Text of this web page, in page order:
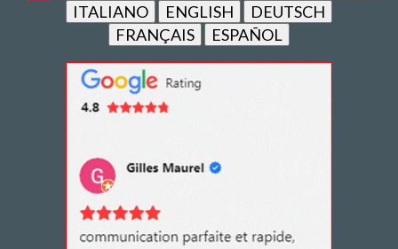
ITALIANO ENGLISH
DEUTSCH
FRANÇAIS
ESPAÑOL